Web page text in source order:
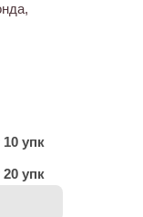
10 упк
20 упк